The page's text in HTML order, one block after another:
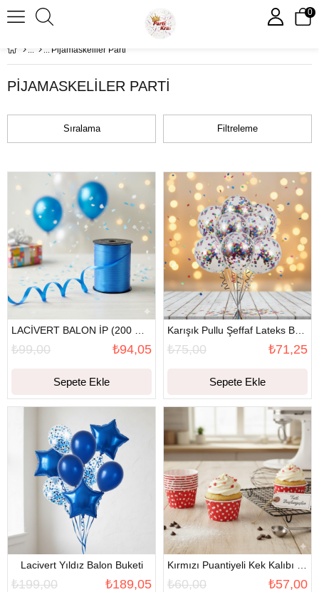
0
Pijamaskeliler Parti
PIJAMASKELILER PARTI
Filtreleme
Sıralama
₺94,05
₺99,00
Sepete Ekle
₺71,25
₺75,00
Sepete Ekle
Lacivert Yıldız Balon Buketi
₺189,05
₺199,00 ₺57,00
₺60,00